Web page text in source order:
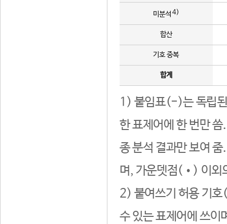
미분석 4)
합산
기호 중복
합계
1) 붙임표(-)는 독립된
한 표제어에 한 번만
종 분석 결과만 보여
며, 가운뎃점(•) 이외
2) 붙여쓰기 허용 기호
수 있는 표제어에 쓰이